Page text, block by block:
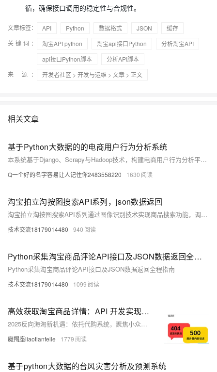
循，确保接口调用的稳定性与合规性。
文章标签： API Python 数据格式 JSON
缓存
关键词：
淘宝API python 淘宝api接口Python
分析淘宝API
api接口Python脚本
分析API脚本
来 源：
开发者社区 > 开发与运维 > 文章 > 正文
相关文章
基于Python大数据的的电商用户行为分析系统
本系统基于Django、Scrapy与Hadoop技术，构建电商用户行为分析平台。通过爬取与处理海量用户数据，实现行为追踪、偏好分析与个性化推荐，助力企业提升营销精准度与用户体验，推动电商智能化发展。
Q一个好的名字容易让人记住你2483558220 1630
淘宝拍立淘按图搜索API系列，json数据返回
淘宝拍立淘按图搜索API系列通过图像识别技术实现商品搜索功能，调用后返回的JSON数据包含商品标题、图片链接、价格、销量、相似度评分等核心字段，支持分页和详细商品信息展示。以下是该API接口返回的JSON数据示例及详细解析：
技术交流18179014480 940
Python采集淘宝商品评论API接口及JSON数据返回全程指南
Python采集淘宝商品评论API接口及JSON数据返回全程指南
技术交流18179014480 1099
高效获取淘宝商品详情：API 开发实现链接解析的完整技术方案
2025反向海淘新机遇：依托代购系统，聚焦小众垂直品类，结合Pandabay数据选品，降本增效。系统实现智能翻译、支付风控、物流优化，助力中式养生茶等品类利润翻倍，新手也能快速入局全球市场。
魔羯座liaotianfeile 1779
基于python大数据的台风灾害分析及预测系统